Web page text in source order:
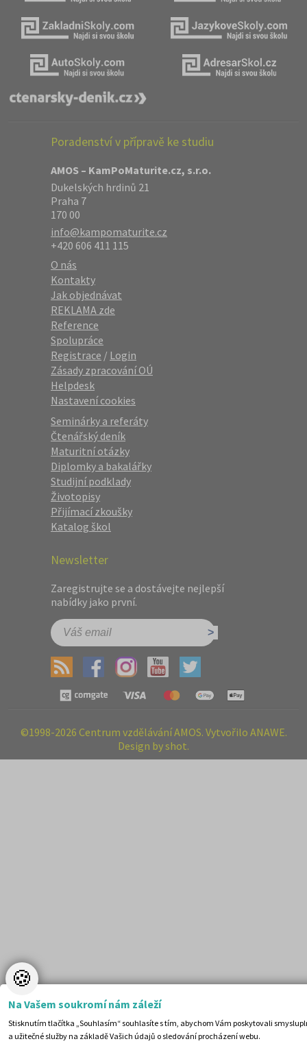
Cena: 578 Kč(běžná cena 629 Kč)
Poradenství v přípravě ke studiu
AMOS – KamPoMaturite.cz, s.r.o.
Dukelských hrdinů 21
Praha 7
170 00
info@kampomaturite.cz
+420 606 411 115
O nás
Kontakty
Jak objednávat
REKLAMA zde
Reference
Spolupráce
Registrace / Login
Zásady zpracování OÚ
Helpdesk
Nastavení cookies
Seminárky a referáty
Čtenářský deník
Maturitní otázky
Diplomky a bakalářky
Studijní podklady
Životopisy
Přijímací zkoušky
Katalog škol
Newsletter
Zaregistrujte se a dostávejte nejlepší
nabídky jako první.
©1998-2026 Centrum vzdělávání AMOS. Vytvořilo ANAWE.
Design by shot.
🍪
Na Vašem soukromí nám záleží
Stisknutím tlačítka „Souhlasím“ souhlasíte s tím, abychom Vám poskytovali
a užitečné služby na základě Vašich údajů o sledování procházení webu.